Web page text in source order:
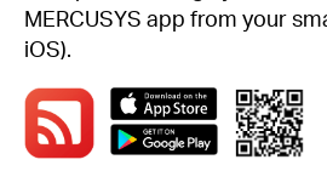
MERCUSYS app from your
iOS).